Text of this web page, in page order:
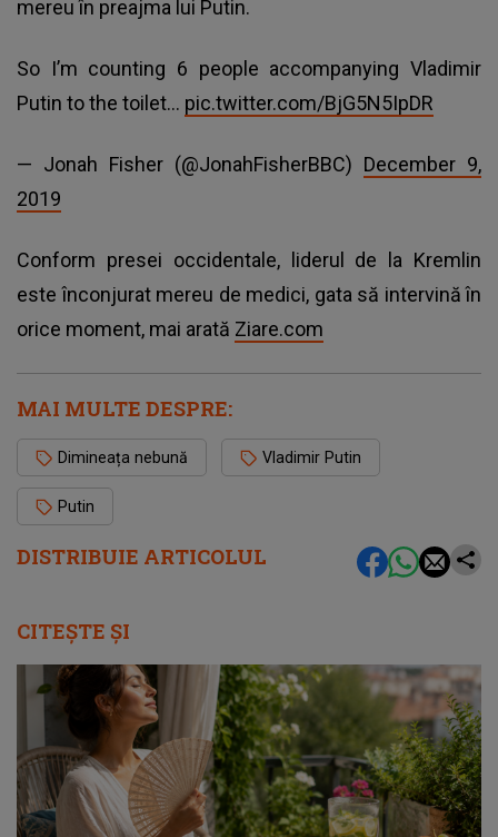
DISTRIBUIE ARTICOLUL
mereu în preajma lui Putin.
So I’m counting 6 people accompanying Vladimir
Putin to the toilet... pic.twitter.com/BjG5N5IpDR
— Jonah Fisher (@JonahFisherBBC) December 9,
2019
Conform presei occidentale, liderul de la Kremlin
este înconjurat mereu de medici, gata să intervină în
orice moment, mai arată Ziare.com
MAI MULTE DESPRE:
Dimineața nebună Vladimir Putin
Putin
CITEȘTE ȘI